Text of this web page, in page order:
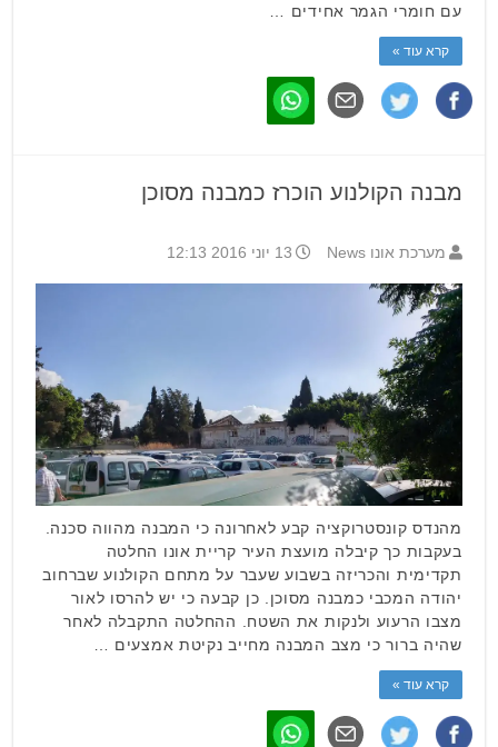
עם חומרי הגמר אחידים …
קרא עוד »
מבנה הקולנוע הוכרז כמבנה מסוכן
מערכת אונו News 13 יוני 2016 12:13
מהנדס קונסטרוקציה קבע לאחרונה כי המבנה מהווה סכנה.
בעקבות כך קיבלה מועצת העיר קריית אונו החלטה
תקדימית והכריזה בשבוע שעבר על מתחם הקולנוע שברחוב
יהודה המכבי כמבנה מסוכן. כן קבעה כי יש להרסו לאור
מצבו הרעוע ולנקות את השטח. ההחלטה התקבלה לאחר
שהיה ברור כי מצב המבנה מחייב נקיטת אמצעים …
קרא עוד »